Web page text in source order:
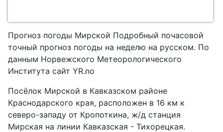
Прогноз погоды Мирской Подробный почасовой
точный прогноз погоды на неделю на русском. По
данным Норвежского Метеорологического
Института сайт YR.no
Посёлок Мирской в Кавказском районе
Краснодарского края, расположен в 16 км к
северо-западу от Кропоткина, ж/д станция
Мирская на линии Кавказская - Тихорецкая.